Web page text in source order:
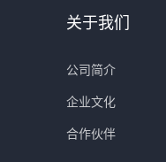
关于我们
公司简介
企业文化
合作伙伴